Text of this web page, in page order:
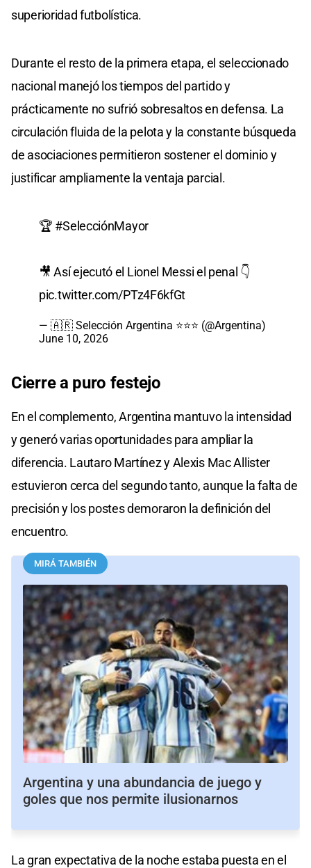
superioridad futbolística.
Durante el resto de la primera etapa, el seleccionado
nacional manejó los tiempos del partido y
prácticamente no sufrió sobresaltos en defensa. La
circulación fluida de la pelota y la constante búsqueda
de asociaciones permitieron sostener el dominio y
justificar ampliamente la ventaja parcial.
🏆 #SelecciónMayor
🎥 Así ejecutó el Lionel Messi el penal 👇
pic.twitter.com/PTz4F6kfGt
— 🇦🇷 Selección Argentina ⭐⭐⭐ (@Argentina)
June 10, 2026
Cierre a puro festejo
En el complemento, Argentina mantuvo la intensidad
y generó varias oportunidades para ampliar la
diferencia. Lautaro Martínez y Alexis Mac Allister
estuvieron cerca del segundo tanto, aunque la falta de
precisión y los postes demoraron la definición del
encuentro.
MIRÁ TAMBIÉN
Argentina y una abundancia de juego y
goles que nos permite ilusionarnos
La gran expectativa de la noche estaba puesta en el